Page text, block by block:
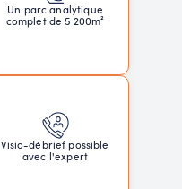
Un parc analytique
complet de 5 200m²
Visio-débrief possible
avec l'expert